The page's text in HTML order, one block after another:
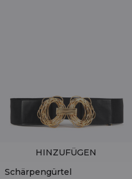
Schärpengürtel
HINZUFÜGEN